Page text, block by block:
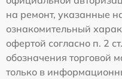
на ремонт, указанные
ознакомительный
офертой согласно п. 2
обозначения торговой
только в